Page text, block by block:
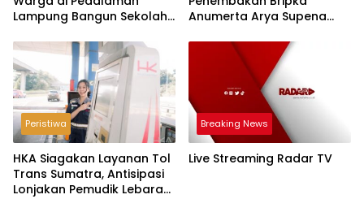
Lampung Bangun Sekolah
Anumerta Arya Supena
Hantu
Peristiwa
HKA Siagakan Layanan Tol
Trans Sumatra, Antisipasi
Lonjakan Pemudik Lebaran
Breaking News
Live Streaming Radar TV